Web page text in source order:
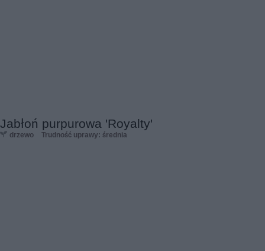
Jabłoń purpurowa 'Royalty'
drzewo Trudność uprawy: średnia